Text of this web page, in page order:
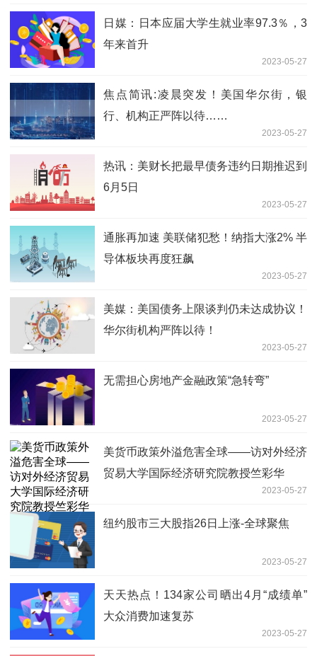
日媒：日本应届大学生就业率97.3％，3
年来首升
2023-05-27
焦点简讯:凌晨突发！美国华尔街，银
行、机构正严阵以待……
2023-05-27
热讯：美财长把最早债务违约日期推迟到
6月5日
2023-05-27
通胀再加速 美联储犯愁！纳指大涨2% 半
导体板块再度狂飙
2023-05-27
美媒：美国债务上限谈判仍未达成协议！
华尔街机构严阵以待！
2023-05-27
无需担心房地产金融政策“急转弯”
2023-05-27
美货币政策外溢危害全球——访对外经济
贸易大学国际经济研究院教授竺彩华
2023-05-27
纽约股市三大股指26日上涨-全球聚焦
2023-05-27
天天热点！134家公司晒出4月“成绩单”
大众消费加速复苏
2023-05-27